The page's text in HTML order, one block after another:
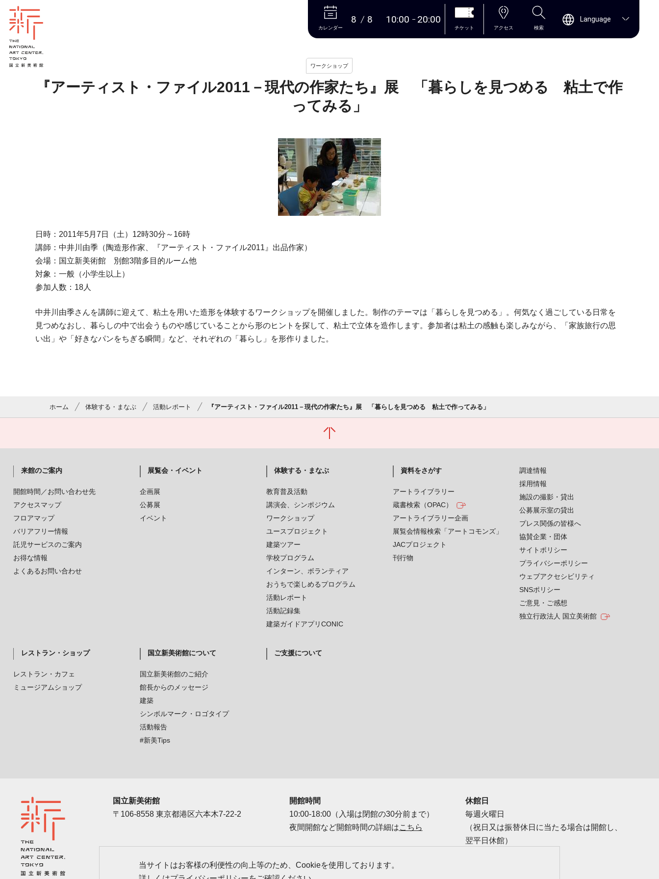
本文へ
当サイトはお客様の利便性の向上等のため、Cookieを使用しております。
カレンダー
8 8 10:00 20:00
チケット アクセス 検索
Language
ワークショップ
『アーティスト・ファイル2011－現代の作家たち』展 「暮らしを見つめる 粘土で作
ってみる」
日時：2011年5月7日（土）12時30分～16時
講師：中井川由季（陶造形作家、『アーティスト・ファイル2011』出品作家）
会場：国立新美術館 別館3階多目的ルーム他
対象：一般（小学生以上）
参加人数：18人
中井川由季さんを講師に迎えて、粘土を用いた造形を体験するワークショップを開催しました。制作のテーマは「暮らしを見つめる」。何気なく過ごしている日常を
見つめなおし、暮らしの中で出会うものや感じていることから形のヒントを探して、粘土で立体を造作します。参加者は粘土の感触も楽しみながら、「家族旅行の思
い出」や「好きなパンをちぎる瞬間」など、それぞれの「暮らし」を形作りました。
ホーム 体験する・まなぶ 活動レポート 『アーティスト・ファイル2011－現代の作家たち』展 「暮らしを見つめる 粘土で作ってみる」
来館のご案内
開館時間／お問い合わせ先
アクセスマップ
フロアマップ
バリアフリー情報
託児サービスのご案内
お得な情報
よくあるお問い合わせ
展覧会・イベント
企画展
公募展
イベント
体験する・まなぶ
教育普及活動
講演会、シンポジウム
ワークショップ
ユースプロジェクト
建築ツアー
学校プログラム
インターン、ボランティア
おうちで楽しめるプログラム
活動レポート
活動記録集
建築ガイドアプリCONIC
資料をさがす
アートライブラリー
蔵書検索（OPAC）
アートライブラリー企画
展覧会情報検索「アートコモンズ」
JACプロジェクト
刊行物
レストラン・ショップ
レストラン・カフェ
ミュージアムショップ
国立新美術館について
国立新美術館のご紹介
館長からのメッセージ
建築
シンボルマーク・ロゴタイプ
活動報告
#新美Tips
ご支援について
調達情報
採用情報
施設の撮影・貸出
公募展示室の貸出
プレス関係の皆様へ
協賛企業・団体
サイトポリシー
プライバシーポリシー
ウェブアクセシビリティ
SNSポリシー
ご意見・ご感想
独立行政法人 国立美術館
国立新美術館
〒106-8558 東京都港区六本木7-22-2
開館時間
10:00-18:00（入場は閉館の30分前まで）
夜間開館など開館時間の詳細はこちら
休館日
毎週火曜日
（祝日又は振替休日に当たる場合は開館し、
翌平日休館）
アクセス カレンダー